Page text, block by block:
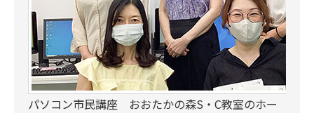
パソコン市民講座 おおたかの森S・C教室のホー